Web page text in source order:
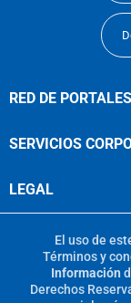
RED DE PORTALES
SERVICIOS
LEGAL
El uso de
Términos y
Información
Derechos